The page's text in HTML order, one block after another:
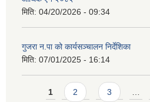
मिति: 04/20/2026 - 09:34
गुजरा न.पा को कार्यसञ्चालन निर्देशिका
मिति: 07/01/2025 - 16:14
Pages
1 2 3